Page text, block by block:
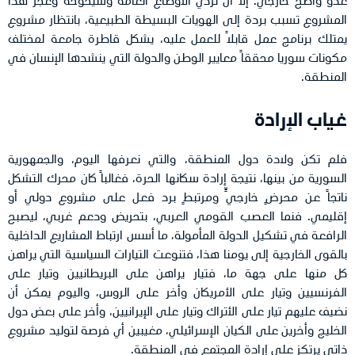
المشروع تسبب بردة إلى الهويات البسيطة الطبيعية، بانتظار مشروع
يمتلك برنامج عمل قابلاً للعمل عليه، يشكل قاطرة جامعة لمختلف
مكونات سوريا محققاً معايير الوطن والدولة التي ينشدها الإنسان في
المنطقة.
غياب الإرادة
فلم تكن ولادة دول المنطقة، والتي نعرفها اليوم، والجمهورية
السورية من بينها، نتيجة إرادة سكانها الحرة، فغالباً كان محرك التشكل
ناتجاً عن محرضٍ خارجيٍّ ومرتبطٍ برد فعل على مشروع دولي أو
إقليمي. فنما العصب القومي العربي، بتحريض ودعم غربي، ليصبح
الرافعة في تشكيل الدولة المأمولة، ما أسس ارتباط المشاريع الداخلية
بالقوى الخارجية إلى يومنا هذا، فتنوعت التيارات السياسية التي يراهن
كل منها على جهة ما، فتيار يراهن على البريطانيين وتيار على
الفرنسيين وتيار على الأمريكان وأخر على الروس، واليوم يمكن أن
نضيف عليهم تيار على الأتراك وتيار على الإيرانيين، وأخر على بعض دول
الخليج وأخرين على الكيان الإسرائيلي، مغيبين أي فرصة لتوليد مشروع
ذاتي يرتكز على إرادة المجتمع في المنطقة.